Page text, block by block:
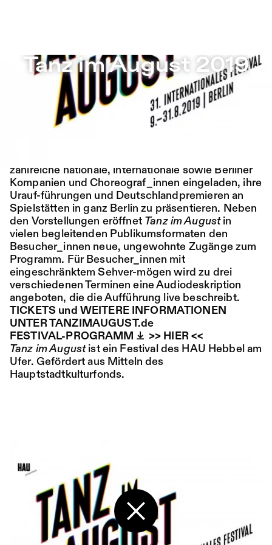
Zu Programm springen
Zu Aktuelles springen
Zu Seiten springen
Tanz im August 2019 – Sophiensæle | Freies Theater in
Programm
Saison 26/27
14.08.
19:00 Ort:
Festsaal
Mohamed Toukabri:
Every-Body-Knows-
Brings-And-We-All-
Know-What-
Happened-Yesterday
Tanz im August 2026
Tanz Ticket
Sa,
15.08.
19:00 Ort:
Festsaal
Mohamed Toukabri:
Every-Body-Knows-
What-Tomorrow-
Brings-And-We-All-
Tanz Ticket
16.08.
18:00 Ort:
Festsaal
Mohamed Toukabri:
Tanz im August 2019
Zurück zur Startseite
Tanz im August 2019
zahlreiche nationale, internationale sowie Berliner
Kompanien und Choreograf_innen eingeladen, ihre
Urauf-führungen und Deutschlandpremieren an
Spielstätten in ganz Berlin zu präsentieren. Neben
den Vorstellungen eröffnet Tanz im Augustin
vielen begleitenden Publikumsformaten den
Besucher_innen neue, ungewohnte Zugänge zum
Programm. Für Besucher_innen mit
eingeschränktem Sehver-mögen wird zu drei
verschiedenen Terminen eine Audiodeskription
angeboten, die die Aufführung live beschreibt.
TICKETS und WEITERE INFORMATIONEN
UNTER TANZIMAUGUST.de
FESTIVAL-PROGRAMM
>> HIER <<
Tanz im Augustist ein Festival des HAU Hebbel am
Ufer. Gefördert aus Mitteln des
Hauptstadtkulturfonds.